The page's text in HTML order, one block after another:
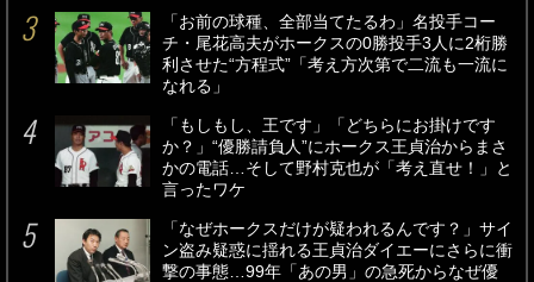
「お前の球種、全部当てたるわ」名投手コー
チ・尾花高夫がホークスの0勝投手3人に2桁勝
利させた“方程式”「考え方次第で二流も一流に
なれる」
「もしもし、王です」「どちらにお掛けです
か？」“優勝請負人”にホークス王貞治からまさ
かの電話…そして野村克也が「考え直せ！」と
言ったワケ
「なぜホークスだけが疑われるんです？」サイ
ン盗み疑惑に揺れる王貞治ダイエーにさらに衝
撃の事態…99年「あの男」の急死からなぜ優